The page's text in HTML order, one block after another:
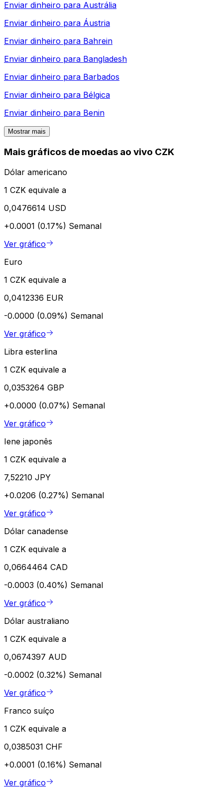
Enviar dinheiro para Austrália
Enviar dinheiro para Áustria
Enviar dinheiro para Bahrein
Enviar dinheiro para Bangladesh
Enviar dinheiro para Barbados
Enviar dinheiro para Bélgica
Enviar dinheiro para Benin
Mostrar mais
Mais gráficos de moedas ao vivo CZK
Dólar americano
1 CZK equivale a
0,0476614 USD
+0.0001 (0.17%) Semanal
Ver gráfico
Euro
1 CZK equivale a
0,0412336 EUR
-0.0000 (0.09%) Semanal
Ver gráfico
Libra esterlina
1 CZK equivale a
0,0353264 GBP
+0.0000 (0.07%) Semanal
Ver gráfico
Iene japonês
1 CZK equivale a
7,52210 JPY
+0.0206 (0.27%) Semanal
Ver gráfico
Dólar canadense
1 CZK equivale a
0,0664464 CAD
-0.0003 (0.40%) Semanal
Ver gráfico
Dólar australiano
1 CZK equivale a
0,0674397 AUD
-0.0002 (0.32%) Semanal
Ver gráfico
Franco suíço
1 CZK equivale a
0,0385031 CHF
+0.0001 (0.16%) Semanal
Ver gráfico